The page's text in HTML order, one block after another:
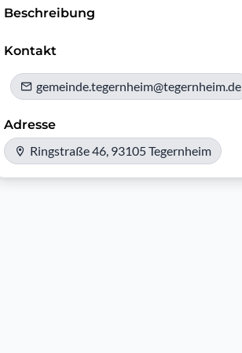
Beschreibung
Kontakt
gemeinde.tegernheim@tegernheim.de
Adresse
Ringstraße 46, 93105 Tegernheim